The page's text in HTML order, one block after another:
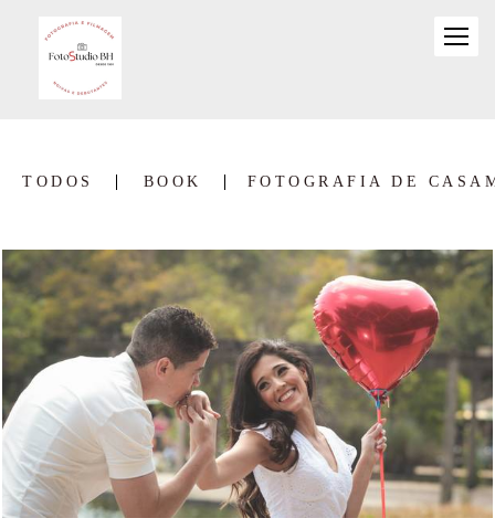
TODOS BOOK FOTOGRAFIA DE
2986 0